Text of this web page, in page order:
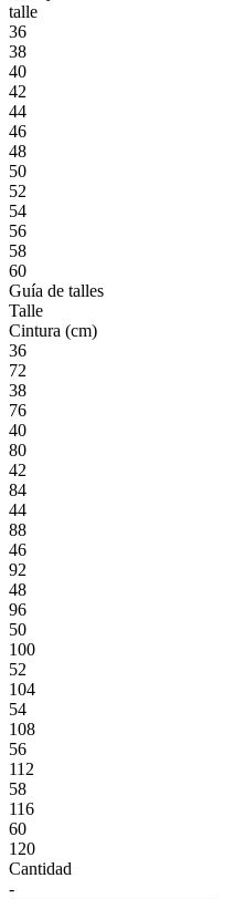
talle
36
38
40
42
44
46
48
50
52
54
56
58
60
Guía de talles
Talle
Cintura (cm)
36
72
38
76
40
80
42
84
44
88
46
92
48
96
50
100
52
104
54
108
56
112
58
116
60
120
Cantidad
-